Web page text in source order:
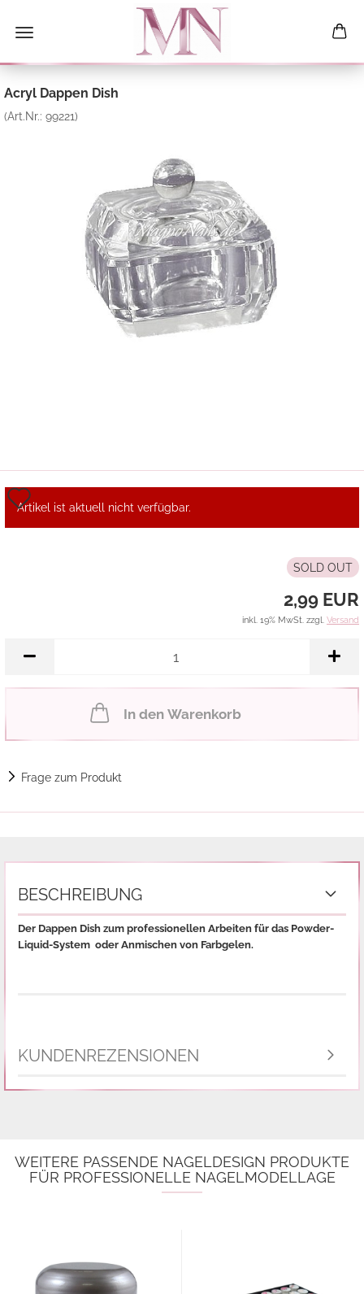
Acryl Dappen Dish
(Art.Nr.: 99221)
Auf
den
Artikel ist aktuell nicht verfügbar.
SOLD OUT
2,99 EUR
inkl. 19% MwSt. zzgl. Versand
In den Warenkorb
Frage zum Produkt
BESCHREIBUNG
Der Dappen Dish zum professionellen Arbeiten für das Powder-
Liquid-System oder Anmischen von Farbgelen.
KUNDENREZENSIONEN
WEITERE PASSENDE NAGELDESIGN PRODUKTE
FÜR PROFESSIONELLE NAGELMODELLAGE